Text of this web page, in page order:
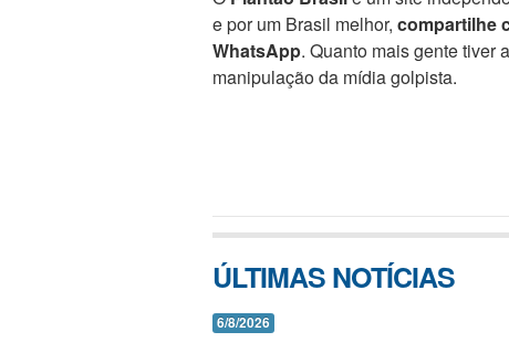
e por um Brasil melhor, compartilhe
WhatsApp. Quanto mais gente tiver
manipulação da mídia golpista.
ÚLTIMAS NOTÍCIAS
6/8/2026